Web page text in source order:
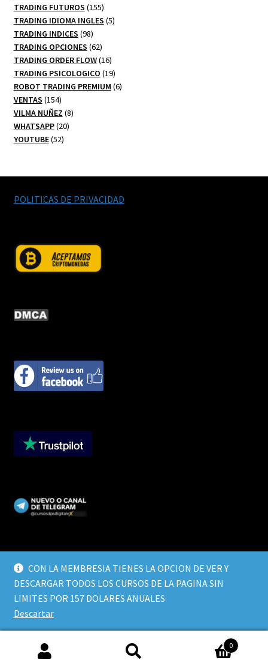
CON LA MEMBRESIA TIENES LA OPCION DE VER Y
DESCARGAR TODOS LOS CURSOS DE LA PAGINA SIN
LIMITES POR 157 DOLARES ANUALES
Descartar
productos
TRADING FUTUROS 155155
productos
TRADING IDIOMA INGLES 55
TRADING INDICES 9898
productos
TRADING OPCIONES 6262
productos
TRADING ORDER FLOW 1616
productos
TRADING PSICOLOGICO 1919
productos
ROBOT TRADING PREMIUM 66
VENTAS 154154
productos
VILMA NUÑEZ 88
WHATSAPP 2020
YOUTUBE 5252
POLITICAS DE PRIVACIDAD
© CURSOS DIGITALEX 2026
TERMINOS Y CONDICIONES
Built with WooCommerce
0